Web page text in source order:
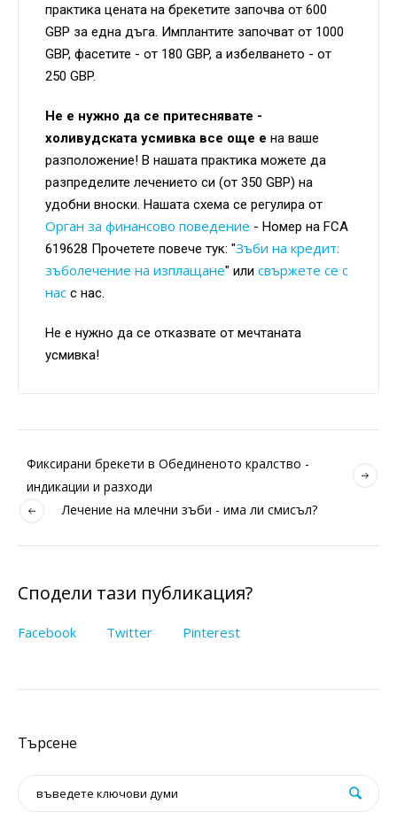
практика цената на брекетите започва от 600
GBP за една дъга. Имплантите започват от 1000
GBP, фасетите - от 180 GBP, а избелването - от
250 GBP.
Не е нужно да се притеснявате -
холивудската усмивка все още е на ваше
разположение! В нашата практика можете да
разпределите лечението си (от 350 GBP) на
удобни вноски. Нашата схема се регулира от
Орган за финансово поведение - Номер на FCA
619628 Прочетете повече тук: "Зъби на кредит:
зъболечение на изплащане" или свържете се с
нас с нас.
Не е нужно да се отказвате от мечтаната
усмивка!
Фиксирани брекети в Обединеното кралство -
индикации и разходи
Лечение на млечни зъби - има ли смисъл?
Сподели тази публикация?
Facebook Twitter Pinterest
Търсене